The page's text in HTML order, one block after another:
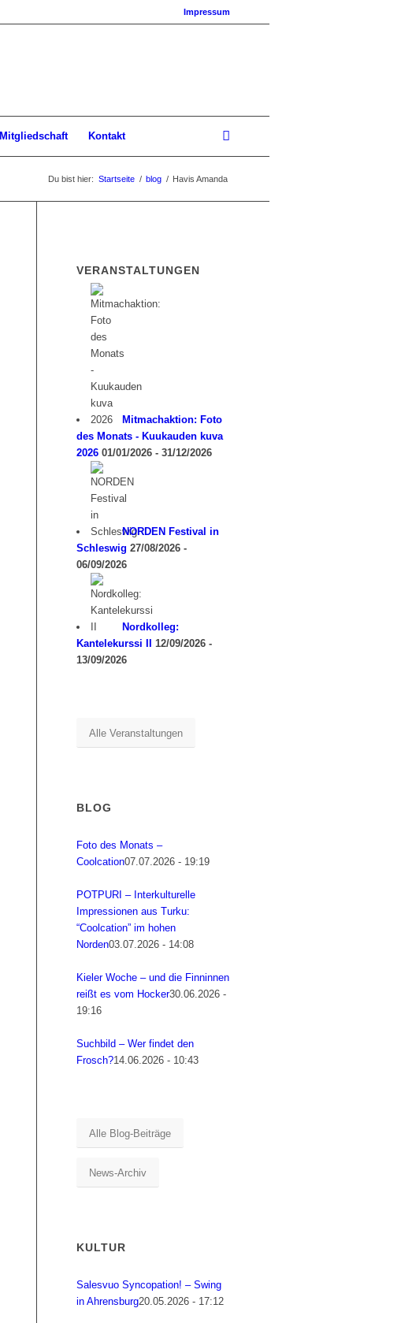
Impressum
Mitgliedschaft Kontakt
Du bist hier: Startseite / blog / Havis Amanda
VERANSTALTUNGEN
Mitmachaktion: Foto
des Monats - Kuukauden kuva
2026 01/01/2026 - 31/12/2026
NORDEN Festival in
Schleswig 27/08/2026 -
06/09/2026
Nordkolleg:
Kantelekurssi II
12/09/2026 -
13/09/2026
Alle Veranstaltungen
BLOG
Foto des Monats –
Coolcation07.07.2026 - 19:19
POTPURI – Interkulturelle
Impressionen aus Turku:
“Coolcation” im hohen
Norden03.07.2026 - 14:08
Kieler Woche – und die Finninnen
reißt es vom Hocker30.06.2026 -
19:16
Suchbild – Wer findet den
Frosch?14.06.2026 - 10:43
Alle Blog-Beiträge
News-Archiv
KULTUR
Salesvuo Syncopation! – Swing
in Ahrensburg20.05.2026 - 17:12